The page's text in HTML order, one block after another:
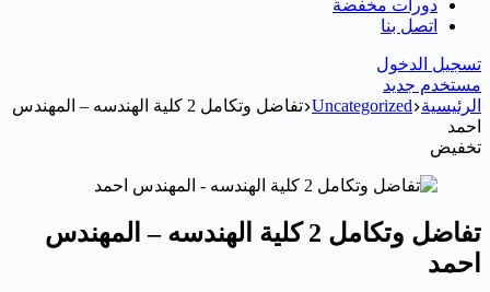
دورات مخفضة
اتصل بنا
تسجيل الدخول
مستخدم جديد
الرئيسية Uncategorized
تفاضل وتكامل 2 كلية الهندسه – المهندس
احمد
تخفيض
تفاضل وتكامل 2 كلية الهندسه – المهندس
احمد